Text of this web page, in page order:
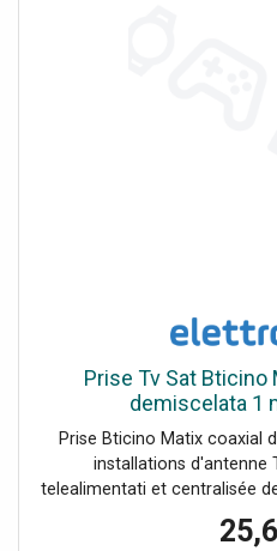
Prise Tv Sat
demiscelata 1
Prise Bticino Matix coaxial
installations d'antenne
telealimentati et centralisée
satellite, utilisateur unique et
passage du courant et le